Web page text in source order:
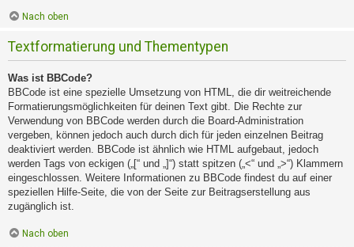
Nach oben
Textformatierung und Thementypen
Was ist BBCode?
BBCode ist eine spezielle Umsetzung von HTML, die dir weitreichende
Formatierungsmöglichkeiten für deinen Text gibt. Die Rechte zur
Verwendung von BBCode werden durch die Board-Administration
vergeben, können jedoch auch durch dich für jeden einzelnen Beitrag
deaktiviert werden. BBCode ist ähnlich wie HTML aufgebaut, jedoch
werden Tags von eckigen („[“ und „]“) statt spitzen („<“ und „>“) Klammern
eingeschlossen. Weitere Informationen zu BBCode findest du auf einer
speziellen Hilfe-Seite, die von der Seite zur Beitragserstellung aus
zugänglich ist.
Nach oben